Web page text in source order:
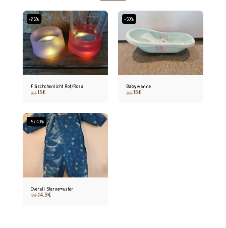
-25%
Fläschchenlicht Rot/Rosa
20€15€
-50%
Babywanne
30€15€
-57.43%
Overall Sternemuster
35€14.9€